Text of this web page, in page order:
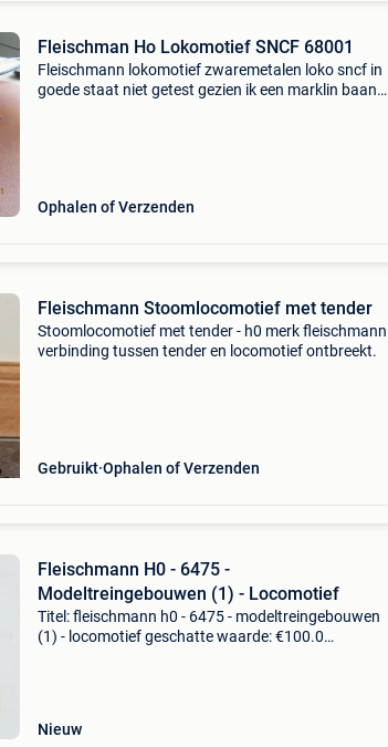
Fleischman Ho Lokomotief SNCF 68001
Fleischmann lokomotief zwaremetalen loko sncf in
goede staat niet getest gezien ik een marklin baan
Ophalen of Verzenden
Fleischmann Stoomlocomotief met tender
Stoomlocomotief met tender - h0 merk fleischmann
verbinding tussen tender en locomotief ontbreekt.
Gebruikt Ophalen of Verzenden
Fleischmann H0 - 6475 -
Modeltreingebouwen (1) - Locomotief
Titel: fleischmann h0 - 6475 - modeltreingebouwen
(1) - locomotief geschatte waarde: €100.0
Nieuw